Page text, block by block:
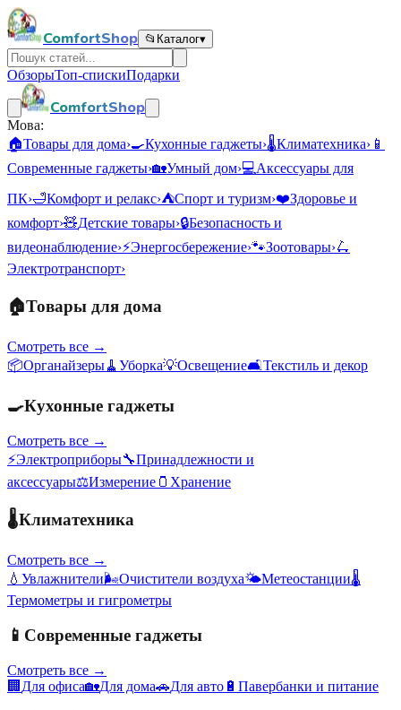
ComfortShop 📂 Каталог▾
ОбзорыТоп-спискиПодарки
ComfortShop
Мова:
🏠Товары для дома›🍳Кухонные гаджеты›🌡️Климатехника› 📱
Современные гаджеты›🏡Умный дом›💻Аксессуары для
ПК›🛁Комфорт и релакс›⛺Спорт и туризм›❤️Здоровье и
комфорт›🧸Детские товары›🔒Безопасность и
видеонаблюдение›⚡Энергосбережение›🐾Зоотовары›🛴
Электротранспорт›
🏠Товары для дома
Смотреть все →
📦Органайзеры🧹 Уборка💡Освещение🛋️Текстиль и декор
🍳Кухонные гаджеты
Смотреть все →
⚡Электроприборы🔧Принадлежности и
аксессуары⚖️Измерение 🫙 Хранение
🌡️Климатехника
Смотреть все →
💧 Увлажнители🌬️Очистители воздуха🌤️Метеостанции🌡️
Термометры и гигрометры
📱 Современные гаджеты
Смотреть все →
🏢 Для офиса🏡Для дома🚗Для авто 🔋 Павербанки и питание